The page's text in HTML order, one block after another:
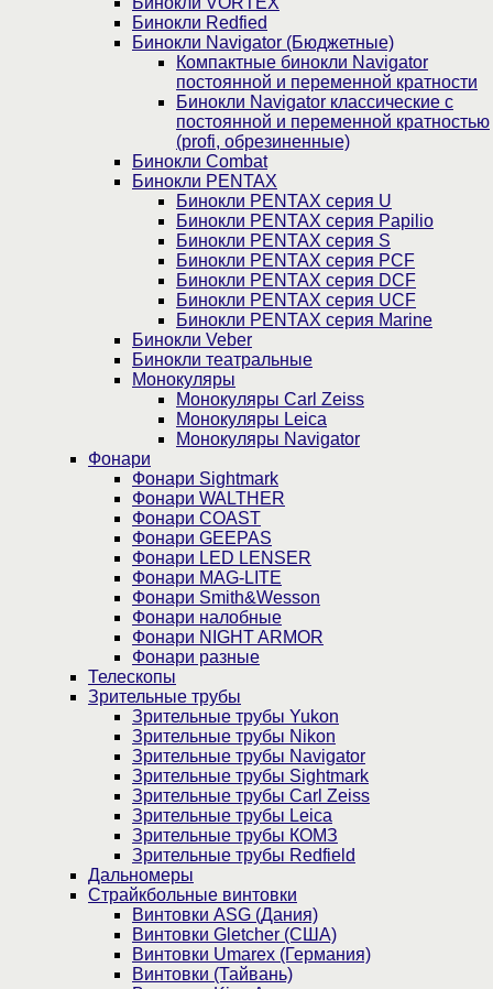
Бинокли Redfied
Бинокли Navigator (Бюджетные)
Компактные бинокли Navigator
постоянной и переменной кратности
Бинокли Navigator классические с
постоянной и переменной кратностью
(profi, обрезиненные)
Бинокли Combat
Бинокли PENTAX
Бинокли PENTAX серия U
Бинокли PENTAX серия Papilio
Бинокли PENTAX серия S
Бинокли PENTAX серия PCF
Бинокли PENTAX серия DCF
Бинокли PENTAX серия UCF
Бинокли PENTAX серия Marine
Бинокли Veber
Бинокли театральные
Монокуляры
Монокуляры Carl Zeiss
Монокуляры Leica
Монокуляры Navigator
Фонари
Фонари Sightmark
Фонари WALTHER
Фонари COAST
Фонари GEEPAS
Фонари LED LENSER
Фонари MAG-LITE
Фонари Smith&Wesson
Фонари налобные
Фонари NIGHT ARMOR
Фонари разные
Телескопы
Зрительные трубы
Зрительные трубы Yukon
Зрительные трубы Nikon
Зрительные трубы Navigator
Зрительные трубы Sightmark
Зрительные трубы Carl Zeiss
Зрительные трубы Leica
Зрительные трубы КОМЗ
Зрительные трубы Redfield
Дальномеры
Страйкбольные винтовки
Винтовки ASG (Дания)
Винтовки Gletcher (США)
Винтовки Umarex (Германия)
Винтовки (Тайвань)